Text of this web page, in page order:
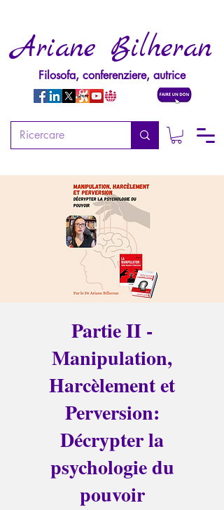
Ariane Bilheran
Filosofa, conferenziere, autrice
Partie II -
Manipulation,
Harcèlement et
Perversion:
Décrypter la
psychologie du
pouvoir